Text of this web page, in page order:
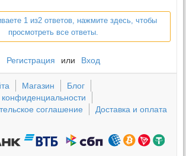
1 из2 ответов, нажмите здесь, чтобы
просмотреть все ответы.
Регистрация или Вход
Магазин
Блог
конфиденциальности
соглашение
Доставка и оплата